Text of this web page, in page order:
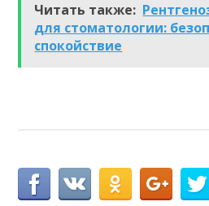
Читать также:
для стоматологии:
спокойствие